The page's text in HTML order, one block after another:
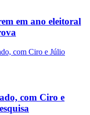
em ano eleitoral
com Ciro e